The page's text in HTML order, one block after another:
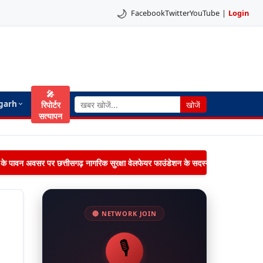
🌙 FacebookTwitterYouTube | Login
🎤
रिपोर्टर
सत्यापन
खोजें
के पावन अवसर पर छत्तीसगढ़ नागरिक सुरक्षा वेलफेयर फाउंडेशन के सदस्यों द्वारा जनपद
🔴 NETWORK JOIN
🎙️